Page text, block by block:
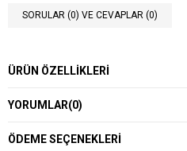
SORULAR (0) VE CEVAPLAR (0)
ÜRÜN ÖZELLIKLERI
YORUMLAR(0)
ÖDEME SEÇENEKLERI